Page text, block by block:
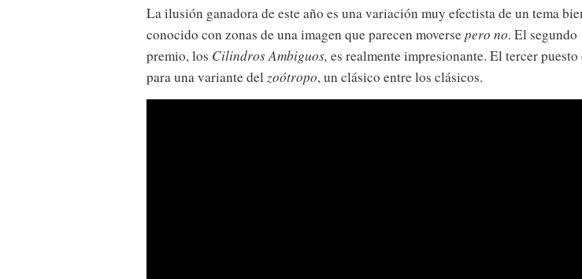
La ilusión ganadora de este año es una variación muy efectista de un tema
conocido con zonas de una imagen que parecen moversepero no. El segundo
premio, los Cilindros Ambiguos, es realmente impresionante. El tercer puesto
para una variante del zoótropo, un clásico entre los clásicos.